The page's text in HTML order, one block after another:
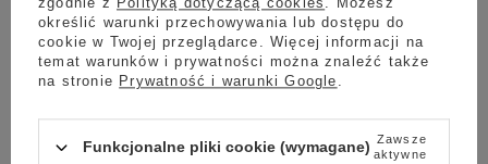
określić warunki przechowywania lub dostępu do
cookie w Twojej przeglądarce. Więcej informacji na
temat warunków i prywatności można znaleźć także
na stronie Prywatność i warunki Google .
Funkcjonalne pliki cookie (wymagane) Zawsze
aktywne